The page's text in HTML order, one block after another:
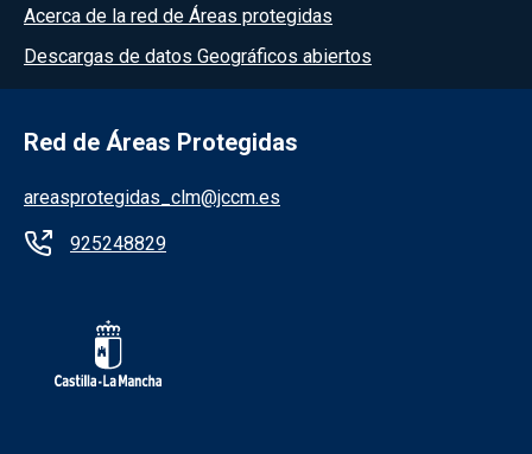
Acerca de la red de Áreas protegidas
Descargas de datos Geográficos abiertos
Red de Áreas Protegidas
areasprotegidas_clm@jccm.es
925248829